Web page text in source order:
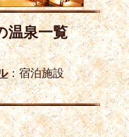
温泉一覧
：宿泊施設